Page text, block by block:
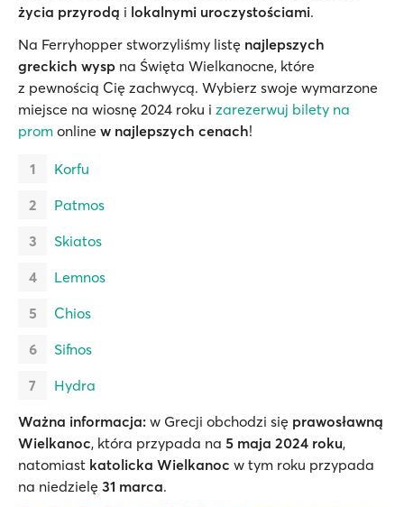
życia przyrodą i lokalnymi uroczystościami.
Na Ferryhopper stworzyliśmy listę najlepszych
greckich wysp na Święta Wielkanocne, które
z pewnością Cię zachwycą. Wybierz swoje wymarzone
miejsce na wiosnę 2024 roku i zarezerwuj bilety na
prom online w najlepszych cenach!
Korfu
Patmos
Skiatos
Lemnos
Chios
Sifnos
Hydra
Ważna informacja: w Grecji obchodzi się prawosławną
Wielkanoc, która przypada na 5 maja 2024 roku,
natomiast katolicka Wielkanoc w tym roku przypada
na niedzielę 31 marca.